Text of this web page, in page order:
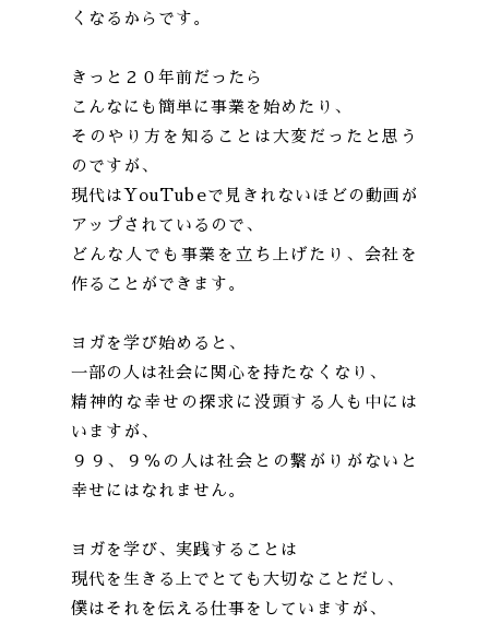
くなるからです。
きっと２０年前だったら
こんなにも簡単に事業を始めたり、
そのやり方を知ることは大変だったと思う
のですが、
現代はYouTubeで見きれないほどの動画が
アップされているので、
どんな人でも事業を立ち上げたり、会社を
作ることができます。
ヨガを学び始めると、
一部の人は社会に関心を持たなくなり、
精神的な幸せの探求に没頭する人も中には
いますが、
９９、９％の人は社会との繋がりがないと
幸せにはなれません。
ヨガを学び、実践することは
現代を生きる上でとても大切なことだし、
僕はそれを伝える仕事をしていますが、